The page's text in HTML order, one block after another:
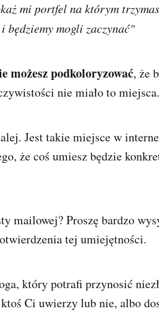
mi portfel na którym
będziemy mogli zaczynać"
możesz podkoloryzować, że
nie miało to miejsca.
Jest takie miejsce w
że coś umiesz będzie
mailowej? Proszę bardzo
tej umiejętności.
który potrafi przynosić
Ci uwierzy lub nie, albo